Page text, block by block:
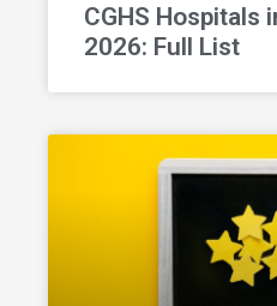
CGHS Hospitals
2026: Full List